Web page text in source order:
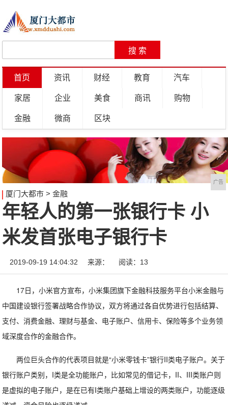
首页 资讯 财经 教育 汽车
家居 企业 美食 商讯 购物
金融 微商 区块
广告
厦门大都市> 金融
年轻人的第一张银行卡 小
米发首张电子银行卡
2019-09-19 14:04:32 来源： 阅读：13
17日，小米官方宣布，小米集团旗下金融科技服务平台小米金融与
中国建设银行签署战略合作协议，双方将通过各自优势进行包括结算、
支付、消费金融、理财与基金、电子账户、信用卡、保险等多个业务领
域深度合作的金融合作。
两位巨头合作的代表项目就是“小米零钱卡”银行II类电子账户。关于
银行账户类别，I类是全功能账户，比如常见的借记卡，II、III类账户则
是虚拟的电子账户，是在已有I类账户基础上增设的两类账户，功能逐级